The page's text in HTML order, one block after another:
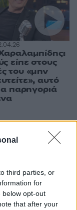
third parties, or
for
below opt-out
that after your
είπε στους
του «μην
αυτό
παρηγοριά